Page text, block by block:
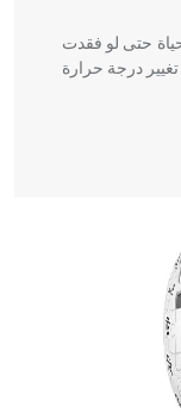
حتى لو فقدت
درجة حرارة
الرأس. ويعود
البحر ويتركب